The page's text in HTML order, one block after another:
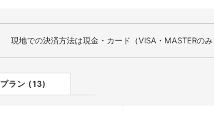
現地での決済方法は現金・カード（VISA・MASTERのみ
プラン (13)